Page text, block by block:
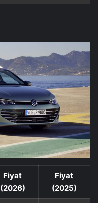
Fiyat
(2026)
Fiyat
(2025)